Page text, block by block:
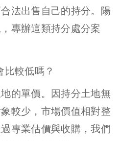
法出售自己的持分。陽
專辦這類持分處分案
比較低嗎？
的單價。因持分土地無
較少，市場價值相對整
專業估價與收購，我們